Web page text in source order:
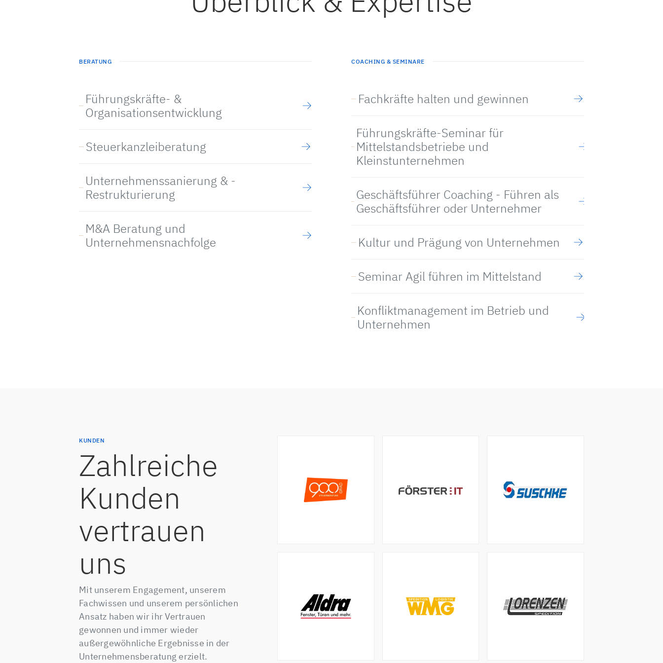
BERATUNG
Führungskräfte- &
Organisationsentwicklung
Steuerkanzleiberatung
Unternehmenssanierung & -
Restrukturierung
M&A Beratung und
Unternehmensnachfolge
COACHING & SEMINARE
Fachkräfte halten und gewinnen
Führungskräfte-Seminar für
Mittelstandsbetriebe und
Kleinstunternehmen
Geschäftsführer Coaching - Führen als
Geschäftsführer oder Unternehmer
Kultur und Prägung von Unternehmen
Seminar Agil führen im Mittelstand
Konfliktmanagement im Betrieb und
Unternehmen
KUNDEN
Zahlreiche
Kunden
vertrauen
uns
Mit unserem Engagement, unserem
Fachwissen und unserem persönlichen
Ansatz haben wir ihr Vertrauen
gewonnen und immer wieder
außergewöhnliche Ergebnisse in der
Unternehmensberatung erzielt.